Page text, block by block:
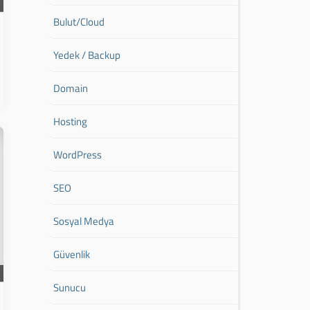
Bulut/Cloud
Yedek / Backup
Domain
Hosting
WordPress
SEO
Sosyal Medya
Güvenlik
Sunucu